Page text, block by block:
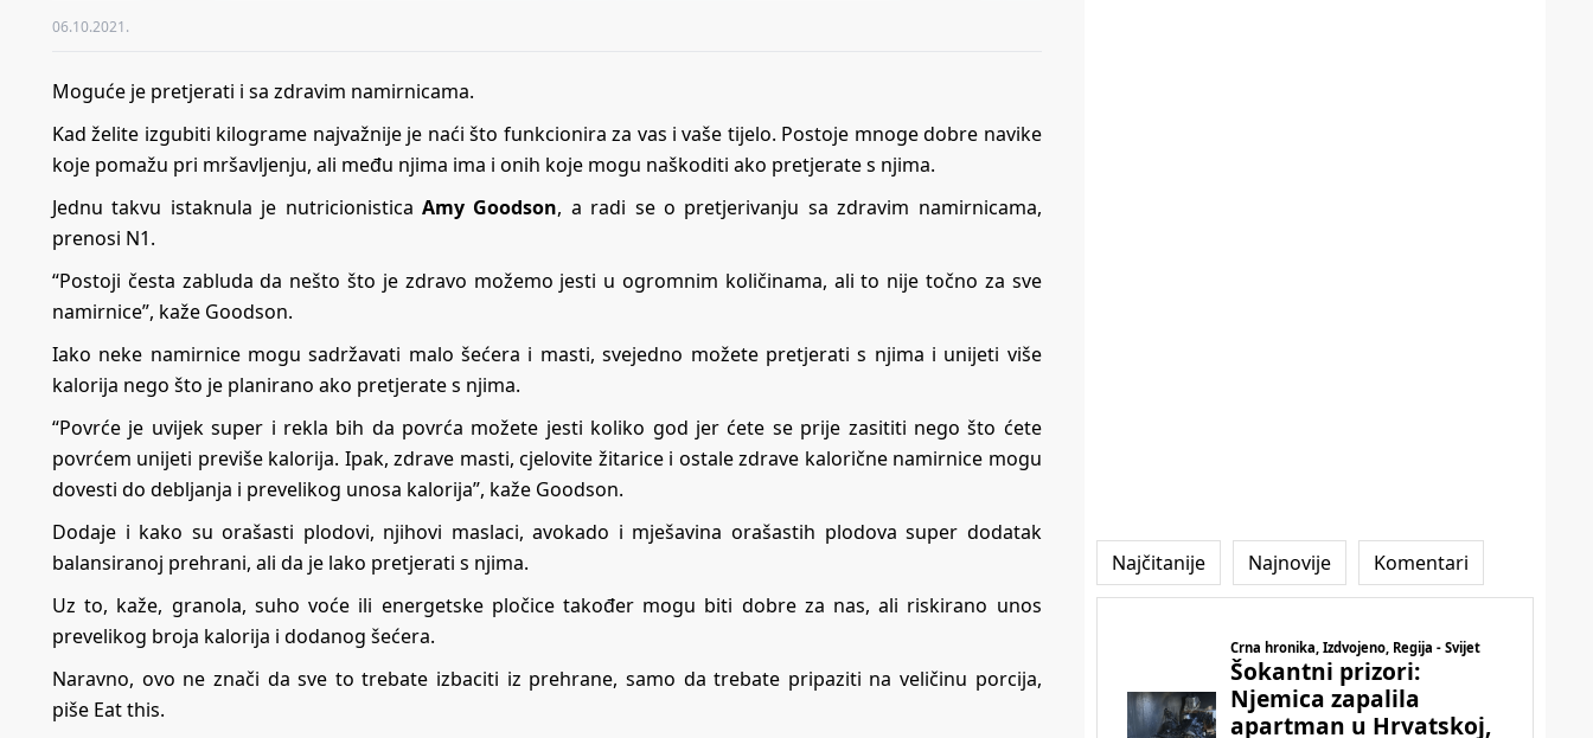
06.10.2021.
Moguće je pretjerati i sa zdravim namirnicama.
Kad želite izgubiti kilograme najvažnije je naći što funkcionira za vas i vaše tijelo. Postoje mnoge dobre navike
koje pomažu pri mršavljenju, ali među njima ima i onih koje mogu naškoditi ako pretjerate s njima.
Jednu takvu istaknula je nutricionisticaAmy Goodson, a radi se o pretjerivanju sa zdravim namirnicama,
prenosi N1.
“Postoji česta zabluda da nešto što je zdravo možemo jesti u ogromnim količinama, ali to nije točno za sve
namirnice”, kaže Goodson.
Iako neke namirnice mogu sadržavati malo šećera i masti, svejedno možete pretjerati s njima i unijeti više
kalorija nego što je planirano ako pretjerate s njima.
“Povrće je uvijek super i rekla bih da povrća možete jesti koliko god jer ćete se prije zasititi nego što ćete
povrćem unijeti previše kalorija. Ipak, zdrave masti, cjelovite žitarice i ostale zdrave kalorične namirnice mogu
dovesti do debljanja i prevelikog unosa kalorija”, kaže Goodson.
Dodaje i kako su orašasti plodovi, njihovi maslaci, avokado i mješavina orašastih plodova super dodatak
balansiranoj prehrani, ali da je lako pretjerati s njima.
Uz to, kaže, granola, suho voće ili energetske pločice također mogu biti dobre za nas, ali riskirano unos
prevelikog broja kalorija i dodanog šećera.
Naravno, ovo ne znači da sve to trebate izbaciti iz prehrane, samo da trebate pripaziti na veličinu porcija,
piše Eat this.
Najčitanije Najnovije Komentari